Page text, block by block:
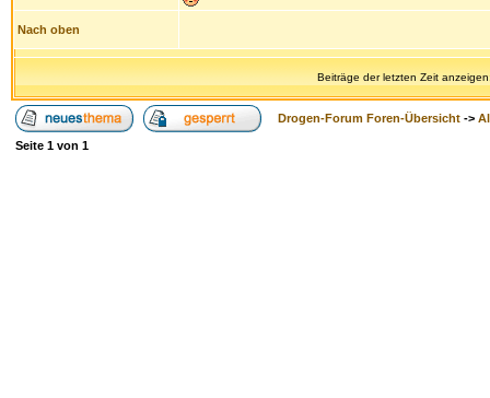
Nach oben
Beiträge der letzten Zeit
Drogen-Forum Foren-Übersicht ->
Seite 1 von 1